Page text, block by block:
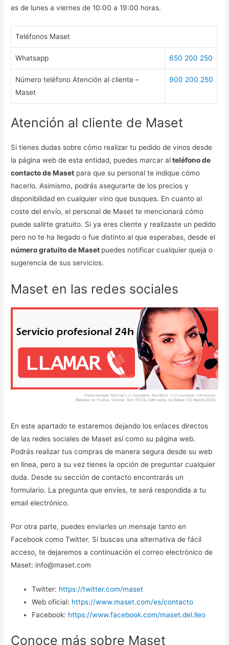
es de lunes a viernes de 10:00 a 19:00 horas.
Teléfonos Maset
Whatsapp 650 200 250
Número teléfono Atención al cliente –
Maset
900 200 250
Atención al cliente de Maset
Si tienes dudas sobre cómo realizar tu pedido de vinos desde
la página web de esta entidad, puedes marcar alteléfono de
contacto de Maset para que su personal te indique cómo
hacerlo. Asimismo, podrás asegurarte de los precios y
disponibilidad en cualquier vino que busques. En cuanto al
coste del envío, el personal de Maset te mencionará cómo
puede salirte gratuito. Si ya eres cliente y realizaste un pedido
pero no te ha llegado o fue distinto al que esperabas, desde el
número gratuito de Maset puedes notificar cualquier queja o
sugerencia de sus servicios.
Maset en las redes sociales
En este apartado te estaremos dejando los enlaces directos
de las redes sociales de Maset así como su página web.
Podrás realizar tus compras de manera segura desde su web
en línea, pero a su vez tienes la opción de preguntar cualquier
duda. Desde su sección de contacto encontrarás un
formulario. La pregunta que envíes, te será respondida a tu
email electrónico.
Por otra parte, puedes enviarles un mensaje tanto en
Facebook como Twitter. Si buscas una alternativa de fácil
acceso, te dejaremos a continuación el correo electrónico de
Maset: info@maset.com
Twitter: https://twitter.com/maset
Web oficial: https://www.maset.com/es/contacto
Facebook: https://www.facebook.com/maset.del.lleo
Conoce más sobre Maset